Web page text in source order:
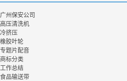
广州保安公司
高压清洗机
冷挤压
橡胶叶轮
专题片配音
商标分类
工作总结
食品输送带